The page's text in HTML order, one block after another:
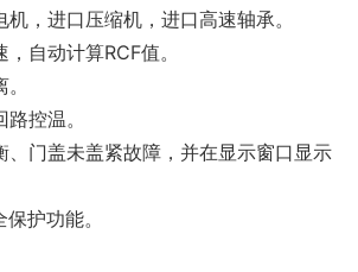
，进口压缩机，进口高速轴承。
自动计算RCF值。
控温。
、门盖未盖紧故障，并在显示窗口显示
护功能。